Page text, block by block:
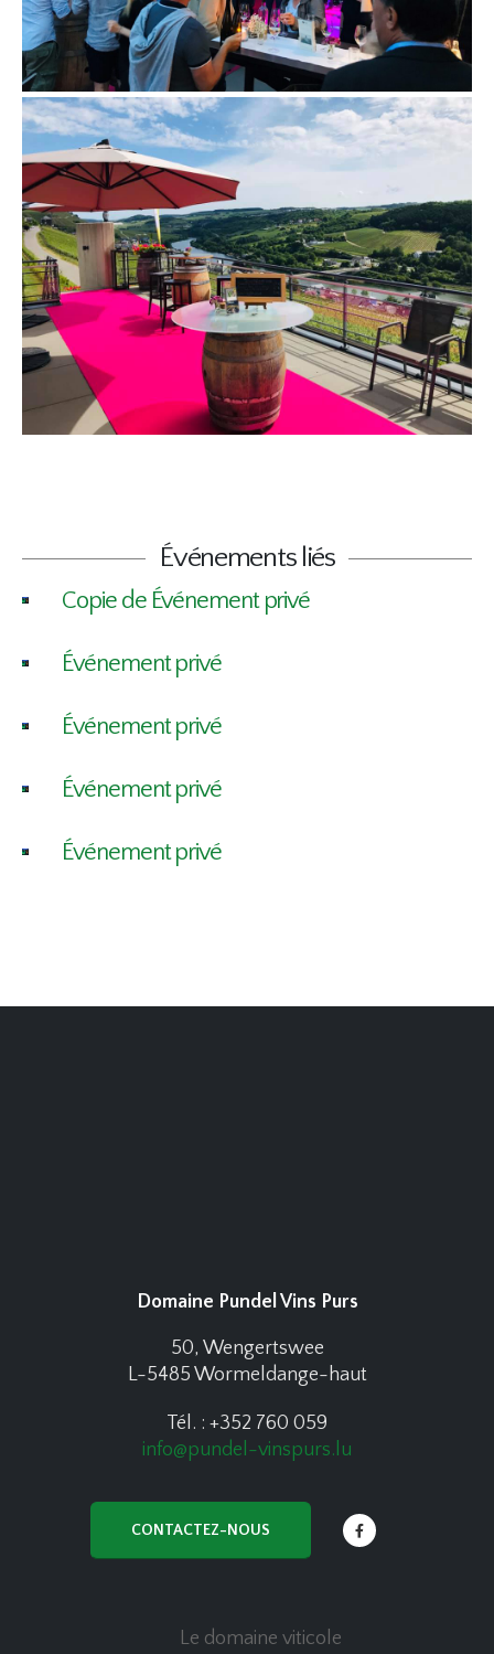
Événements liés
Copie de Événement privé
Événement privé
Événement privé
Événement privé
Événement privé
Domaine Pundel Vins Purs
50, Wengertswee
L-5485 Wormeldange-haut
Tél. : +352 760 059
info@pundel-vinspurs.lu
CONTACTEZ-NOUS
Le domaine viticole